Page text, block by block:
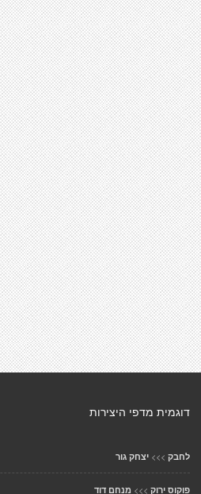
דוגמית מדפי היצירות
לחבק >>> יצחק גור
פוקוס ירוק >>> מנחם דוד